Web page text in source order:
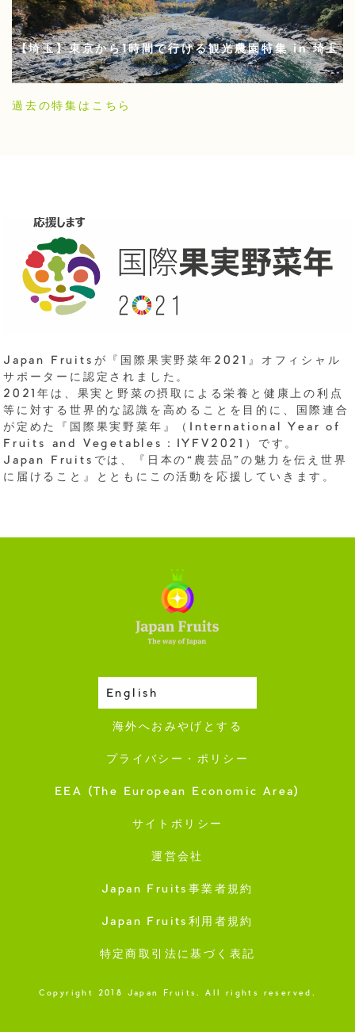
【埼玉】東京から1時間で行ける観光農園特集 in 埼玉
過去の特集はこちら
Japan Fruitsが『国際果実野菜年2021』オフィシャル
サポーターに認定されました。
2021年は、果実と野菜の摂取による栄養と健康上の利点
等に対する世界的な認識を高めることを目的に、国際連合
が定めた『国際果実野菜年』（International Year of
Fruits and Vegetables：IYFV2021）です。
Japan Fruitsでは、『日本の“農芸品”の魅力を伝え世界
に届けること』とともにこの活動を応援していきます。
English収穫カレンダー
海外へおみやげとする
プライバシー・ポリシー
EEA (The European Economic Area)
サイトポリシー
運営会社
Japan Fruits事業者規約
Japan Fruits利用者規約
特定商取引法に基づく表記
Copyright 2018 Japan Fruits. All rights reserved.